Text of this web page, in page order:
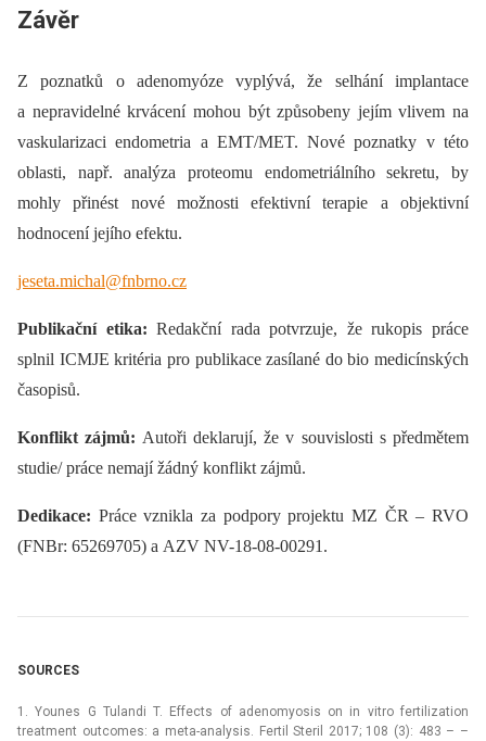
Závěr
Z poznatků o adenomyóze vyplývá, že selhání implantace
a nepravidelné krvácení mohou být způsobeny jejím vlivem na
vaskularizaci endometria a EMT/MET. Nové poznatky v této
oblasti, např. analýza proteomu endometriálního sekretu, by
mohly přinést nové možnosti efektivní terapie a objektivní
hodnocení jejího efektu.
jeseta.michal@fnbrno.cz
Publikační etika:Redakční rada potvrzuje, že rukopis práce
splnil ICMJE kritéria pro publikace zasílané do bio medicínských
časopisů.
Konflikt zájmů: Autoři deklarují, že v souvislosti s předmětem
studie/ práce nemají žádný konflikt zájmů.
Dedikace: Práce vznikla za podpory projektu MZ ČR –⁠ RVO
(FNBr: 65269705) a AZV NV-18-08-00291.
SOURCES
1. Younes G Tulandi T. Effects of adenomyosis on in vitro fertilization
treatment outcomes: a meta-analysis. Fertil Steril 2017; 108 (3): 483 –⁠ –